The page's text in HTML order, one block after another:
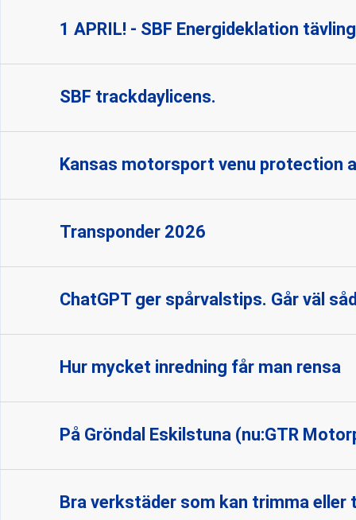
1 APRIL! - SBF Energideklation
SBF trackdaylicens.
Kansas motorsport venu protection
Transponder 2026
ChatGPT ger spårvalstips. Går väl
Hur mycket inredning får man rensa
På Gröndal Eskilstuna (nu:GTR
Bra verkstäder som kan trimma eller